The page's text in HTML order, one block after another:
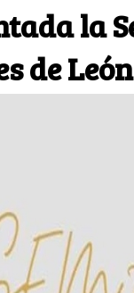
la
de León